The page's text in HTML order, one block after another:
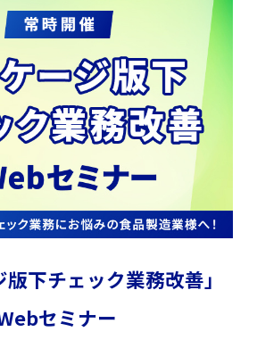
版下チェック業務改善」
セミナー